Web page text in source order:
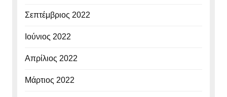
Σεπτέμβριος 2022
Ιούνιος 2022
Απρίλιος 2022
Μάρτιος 2022